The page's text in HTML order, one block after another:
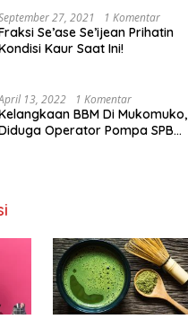
Segera Bertindak
27, 2021 1 Komentar
Se’ase Se’ijean Prihatin
Kaur Saat Ini!
13, 2022 1 Komentar
BBM Di Mukomuko,
Operator Pompa SPBU